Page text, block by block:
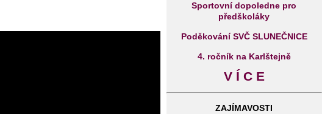
Sportovní dopoledne pro
předškoláky
Poděkování SVČ SLUNEČNICE
4. ročník na Karlštejně
V Í C E
ZAJÍMAVOSTI